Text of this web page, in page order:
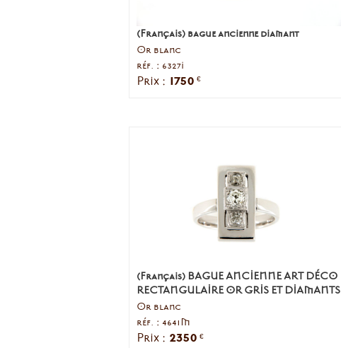
(Français) bague ancienne diamant
Or blanc
réf. : 6327i
Prix : 1750 €
(Français) BAGUE ANCIENNE ART DÉCO
RECTANGULAIRE OR GRIS ET DIAMANTS
Or blanc
réf. : 4641M
Prix : 2350 €